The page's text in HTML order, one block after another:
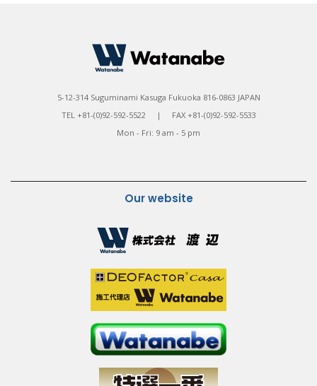
5-12-314 Suguminami Kasuga Fukuoka 816-0863 JAPAN
TEL +81-(0)92-592-5522 | FAX +81-(0)92-592-5533
Mon - Fri: 9 am - 5 pm
Our website